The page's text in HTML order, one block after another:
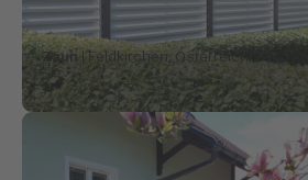
Zaun| Feldkirchen, Österreich